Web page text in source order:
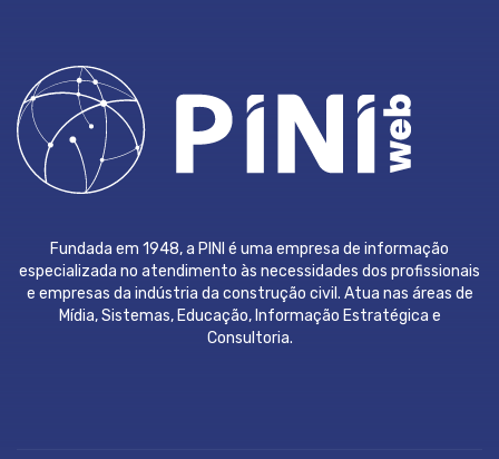
Fundada em 1948, a PINI é uma empresa de informação
especializada no atendimento às necessidades dos profissionais
e empresas da indústria da construção civil. Atua nas áreas de
Mídia, Sistemas, Educação, Informação Estratégica e
Consultoria.